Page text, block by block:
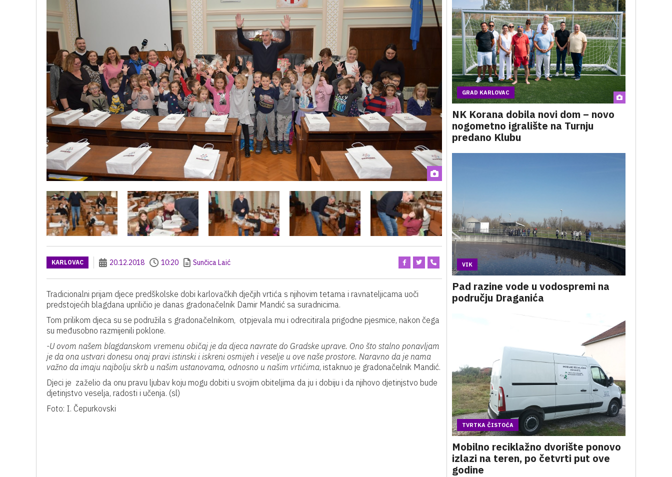
KARLOVAC 20.12.2018 10:20 Sunčica Laić
Tradicionalni prijam djece predškolske dobi karlovačkih dječjih vrtića s njihovim tetama i ravnateljicama uoči
predstojećih blagdana upriličio je danas gradonačelnik Damir Mandić sa suradnicima.
Tom prilikom djeca su se podružila s gradonačelnikom, otpjevala mu i odrecitirala prigodne pjesmice, nakon čega
su međusobno razmijenili poklone.
-U ovom našem blagdanskom vremenu običaj je da djeca navrate do Gradske uprave. Ono što stalno ponavljam
je da ona ustvari donesu onaj pravi istinski i iskreni osmijeh i veselje u ove naše prostore. Naravno da je nama
važno da imaju najbolju skrb u našim ustanovama, odnosno u našim vrtićima, istaknuo je gradonačelnik Mandić.
Djeci je zaželio da onu pravu ljubav koju mogu dobiti u svojim obiteljima da ju i dobiju i da njihovo djetinjstvo bude
djetinjstvo veselja, radosti i učenja. (sl)
Foto: I. Čepurkovski
GRAD KARLOVAC
NK Korana dobila novi dom – novo
nogometno igralište na Turnju
predano Klubu
VIK
Pad razine vode u vodospremi na
području Draganića
TVRTKA ČISTOĆA
Mobilno reciklažno dvorište ponovo
izlazi na teren, po četvrti put ove
godine